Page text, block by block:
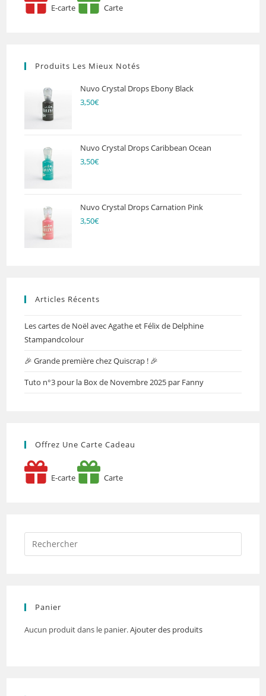
E-carte Carte
Produits Les Mieux Notés
Nuvo Crystal Drops Ebony Black
3,50€
Nuvo Crystal Drops Caribbean Ocean
3,50€
Nuvo Crystal Drops Carnation Pink
3,50€
Articles Récents
Les cartes de Noël avec Agathe et Félix de Delphine
Stampandcolour
🎉 Grande première chez Quiscrap ! 🎉
Tuto n°3 pour la Box de Novembre 2025 par Fanny
Offrez Une Carte Cadeau
E-carte Carte
Panier
Aucun produit dans le panier.Ajouter des produits